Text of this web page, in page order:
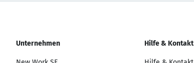
Unternehmen Hilfe & Kontakt